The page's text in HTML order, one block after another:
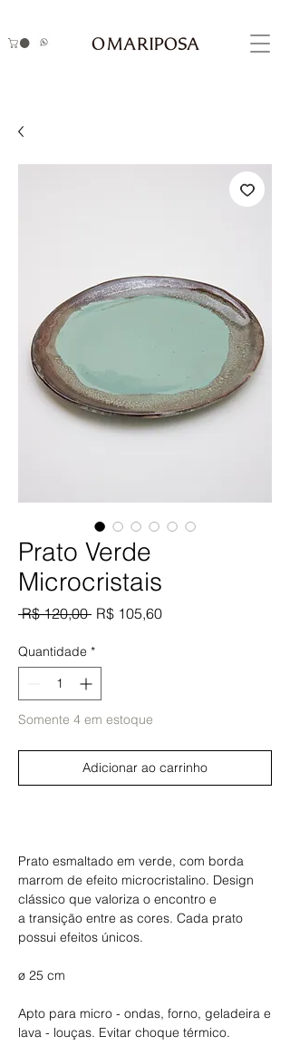
Prato Verde
Microcristais
R$ 120,00 Preço
R$ 105,60Preço
Quantidade *
Somente 4 em estoque
Adicionar ao carrinho
Prato esmaltado em verde, com borda
marrom de efeito microcristalino. Design
clássico que valoriza o encontro e
a transição entre as cores. Cada prato
possui efeitos únicos.
ø 25 cm
Apto para micro - ondas, forno, geladeira e
lava - louças. Evitar choque térmico.